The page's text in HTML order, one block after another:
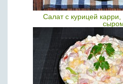
Салат с курицей